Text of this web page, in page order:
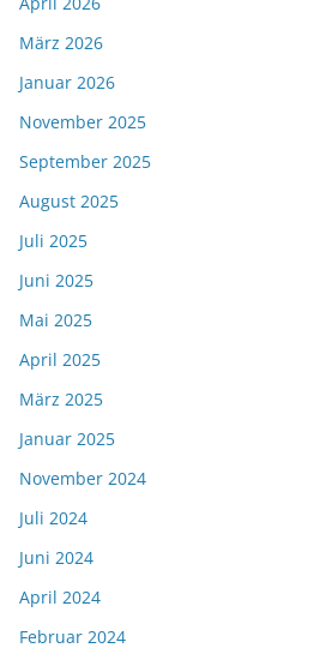
März 2026
Januar 2026
November 2025
September 2025
August 2025
Juli 2025
Juni 2025
Mai 2025
April 2025
März 2025
Januar 2025
November 2024
Juli 2024
Juni 2024
April 2024
Februar 2024